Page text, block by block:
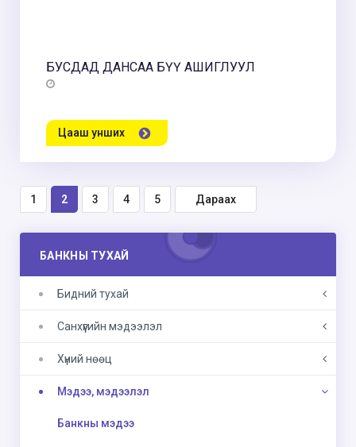
БУСДАД ДАНСАА БҮҮ АШИГЛУУЛ
Цааш унших
1 2 3 4 5 Дараах
БАНКНЫ ТУХАЙ
Бидний тухай
Санхүүгийн мэдээлэл
Хүний нөөц
Мэдээ, мэдээлэл
Банкны мэдээ